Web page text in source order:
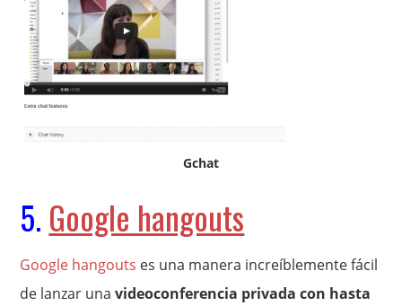
Gchat
5. Google hangouts
Google hangouts es una manera increíblemente fácil
de lanzar unavideoconferencia privada con hasta